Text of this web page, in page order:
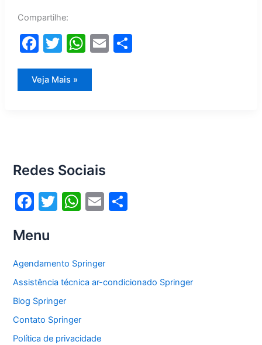
Compartilhe:
F
c
k
T
itt
W E S
Manutenção
Corretiva
Veja Mais »
Redes Sociais
F
c
e
b
o
o
k
T
er
W
s
A
p
E
l
Menu
Agendamento Springer
Assistência técnica ar-condicionado Springer
Blog Springer
Contato Springer
Política de privacidade